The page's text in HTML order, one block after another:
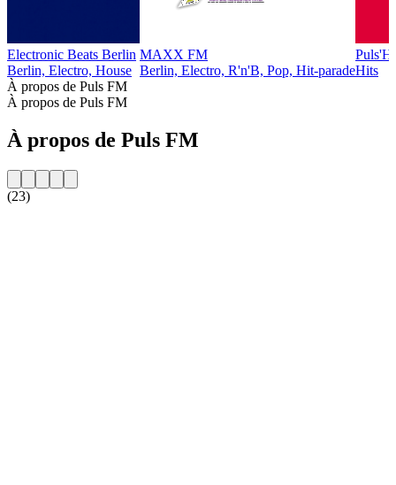
Electronic Beats Berlin
Berlin, Electro, House
MAXX FM
Berlin, Electro, R'n'B, Pop, Hit-paradeHits
À propos de Puls FM
À propos de Puls FM
À propos de Puls FM
(23)